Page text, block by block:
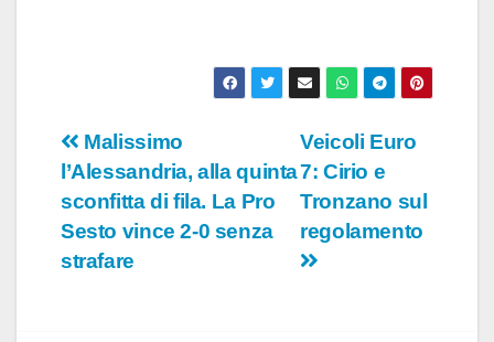
Navigazione
articoli
Veicoli Euro
7: Cirio e
Tronzano sul
regolamento
Malissimo
l’Alessandria, alla quinta
sconfitta di fila. La Pro
Sesto vince 2-0 senza
strafare